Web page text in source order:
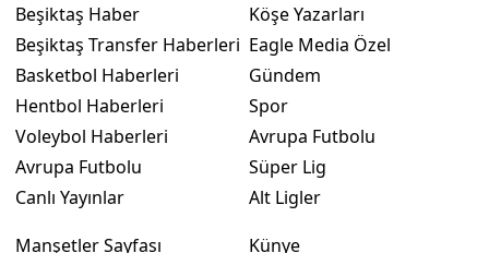
Beşiktaş Haber
Beşiktaş Transfer Haberleri
Basketbol Haberleri
Hentbol Haberleri
Voleybol Haberleri
Avrupa Futbolu
Canlı Yayınlar
Köşe Yazarları
Eagle Media Özel
Gündem
Spor
Avrupa Futbolu
Süper Lig
Alt Ligler
Manşetler Sayfası
Künye